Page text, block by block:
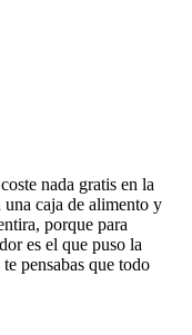
nada gratis en la
caja de alimento y
porque para
es el que puso la
pensabas que todo